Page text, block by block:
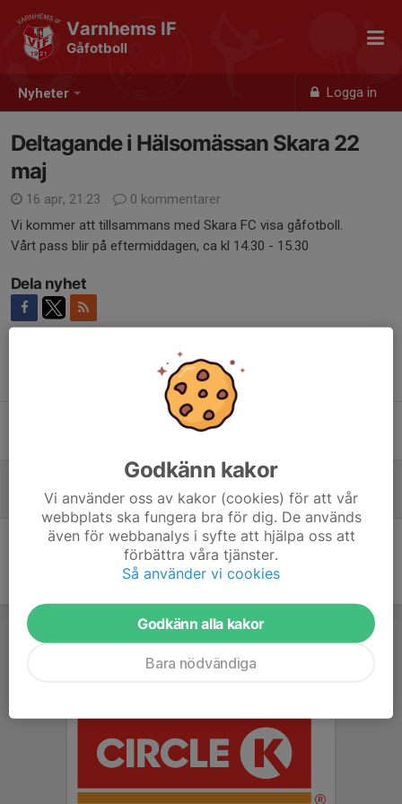
Nyheter Logga in
Varnhems IF
Gåfotboll
Deltagande i Hälsomässan Skara 22
maj
16 apr, 21:23
0 kommentarer
Vi kommer att tillsammans med Skara FC visa gåfotboll.
Vårt pass blir på eftermiddagen, ca kl 14.30 - 15.30
Dela nyhet
Deltagande i Hälsomässan Skara 22 maj
16 apr, 21:23 0
Godkänn kakor
Vi använder oss av kakor (cookies) för att vår
webbplats ska fungera bra för dig. De används
även för webbanalys i syfte att hjälpa oss att
förbättra våra tjänster.
Så använder vi cookies
Godkänn alla kakor
Bara nödvändiga